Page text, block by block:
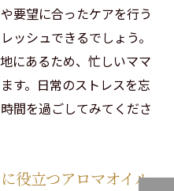
要望に合ったケアを行う
ッシュできるでしょう。
にあるため、忙しいママ
す。日常のストレスを忘
間を過ごしてみてくださ
役立つアロマオイル